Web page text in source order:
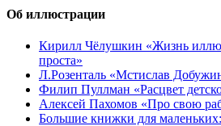
Об иллюстрации
Кирилл Чёлушкин «Жизнь
проста»
Л.Розенталь «Мстислав
Филип Пуллман «Расцвет
Алексей Пахомов «Про свою
Большие книжки для